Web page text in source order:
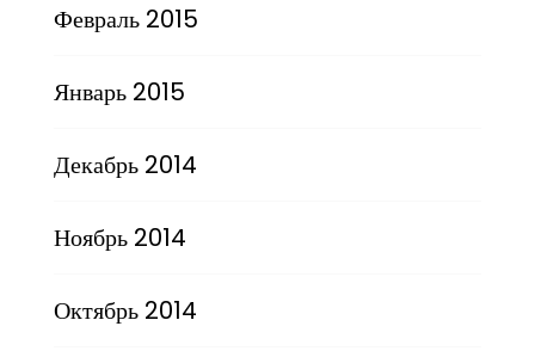
Февраль 2015
Январь 2015
Декабрь 2014
Ноябрь 2014
Октябрь 2014